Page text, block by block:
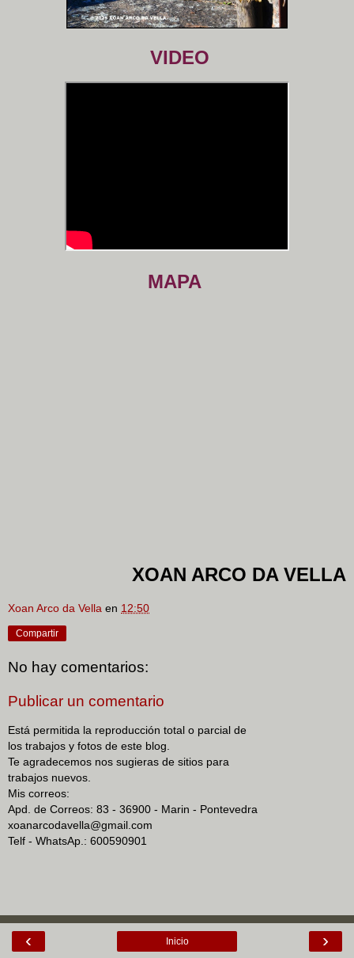
VIDEO
MAPA
XOAN ARCO DA VELLA
Xoan Arco da Vella en 12:50
Compartir
No hay comentarios:
Publicar un comentario
Está permitida la reproducción total o parcial de
los trabajos y fotos de este blog.
Te agradecemos nos sugieras de sitios para
trabajos nuevos.
Mis correos:
Apd. de Correos: 83 - 36900 - Marin - Pontevedra
xoanarcodavella@gmail.com
Telf - WhatsAp.: 600590901
‹ ›
Inicio